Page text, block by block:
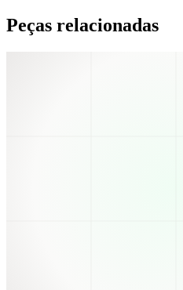
Peças relacionadas